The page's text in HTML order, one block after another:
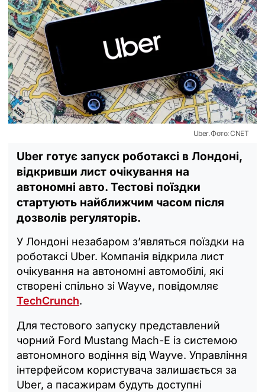
Uber. Фото: CNET
Uber готує запуск роботаксі в Лондоні,
відкривши лист очікування на
автономні авто. Тестові поїздки
стартують найближчим часом після
дозволів регуляторів.
У Лондоні незабаром з’являться поїздки на
роботаксі Uber. Компанія відкрила лист
очікування на автономні автомобілі, які
створені спільно зі Wayve, повідомляє
TechCrunch.
Для тестового запуску представлений
чорний Ford Mustang Mach-E із системою
автономного водіння від Wayve. Управління
інтерфейсом користувача залишається за
Uber, а пасажирам будуть доступні